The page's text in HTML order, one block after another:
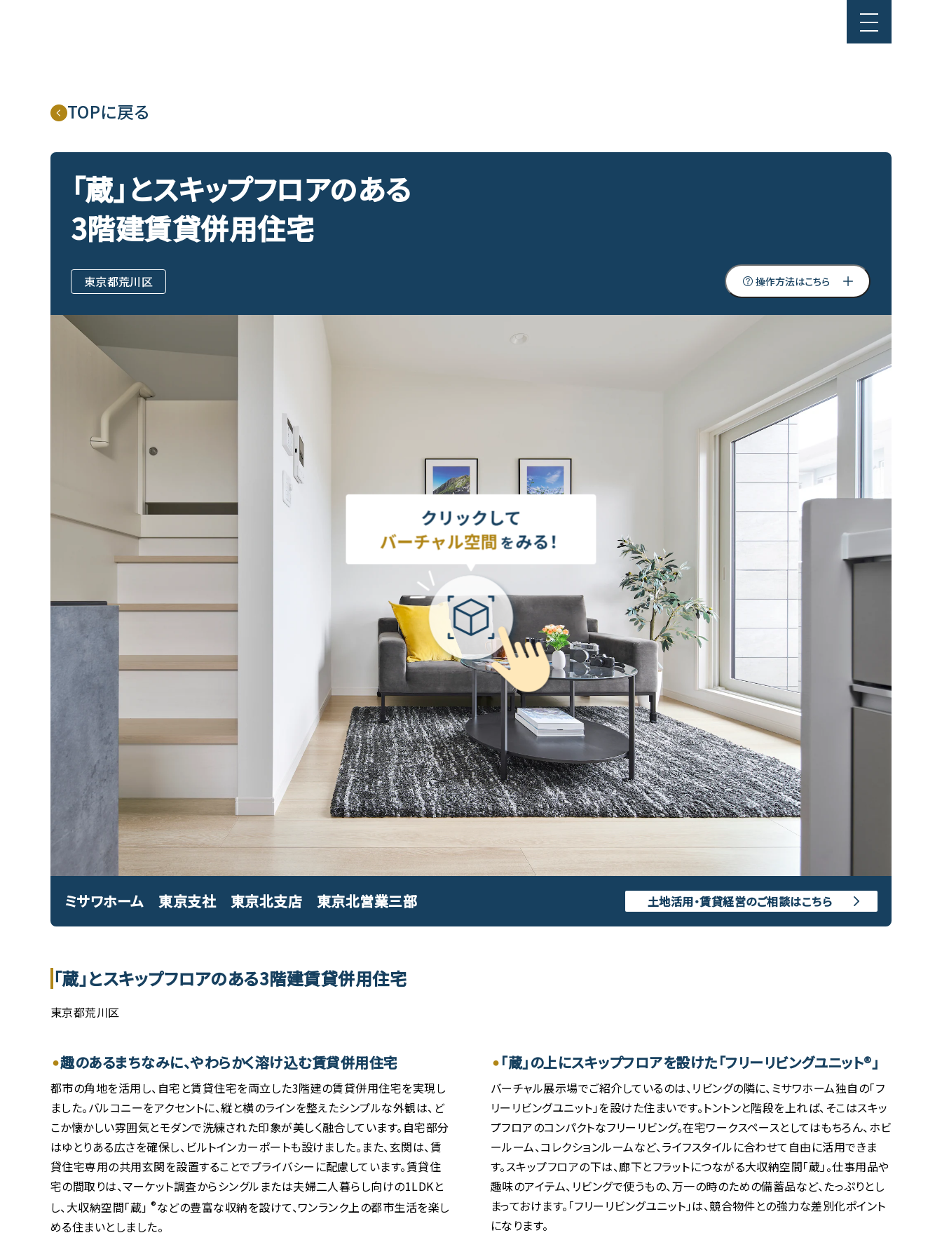
TOPに戻る
「蔵」とスキップフロアのある
3階建賃貸併用住宅
東京都荒川区 操作方法はこちら
ミサワホーム 東京支社 東京北支店 東京北営業三部 土地活用・賃貸経営のご相談はこちら
「蔵」とスキップフロアのある3階建賃貸併用住宅
東京都荒川区
趣のあるまちなみに、やわらかく溶け込む賃貸併用住宅
都市の角地を活用し、自宅と賃貸住宅を両立した3階建の賃貸併用住宅を実現し
ました。バルコニーをアクセントに、縦と横のラインを整えたシンプルな外観は、ど
こか懐かしい雰囲気とモダンで洗練された印象が美しく融合しています。自宅部分
はゆとりある広さを確保し、ビルトインカーポートも設けました。また、玄関は、賃
貸住宅専用の共用玄関を設置することでプライバシーに配慮しています。賃貸住
宅の間取りは、マーケット調査からシングルまたは夫婦二人暮らし向けの1LDKと
し、大収納空間「蔵」®などの豊富な収納を設けて、ワンランク上の都市生活を楽し
める住まいとしました。
「蔵」の上にスキップフロアを設けた「フリーリビングユニット®」
バーチャル展示場でご紹介しているのは、リビングの隣に、ミサワホーム独自の「フ
リーリビングユニット」を設けた住まいです。トントンと階段を上れば、そこはスキッ
プフロアのコンパクトなフリーリビング。在宅ワークスペースとしてはもちろん、ホビ
ールーム、コレクションルームなど、ライフスタイルに合わせて自由に活用できま
す。スキップフロアの下は、廊下とフラットにつながる大収納空間「蔵」。仕事用品や
趣味のアイテム、リビングで使うもの、万一の時のための備蓄品など、たっぷりとし
まっておけます。「フリーリビングユニット」は、競合物件との強力な差別化ポイント
になります。